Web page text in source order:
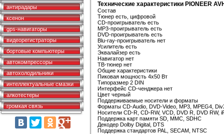
антирадары
ксенон
gps-навигаторы
видеорегистраторы
бортовые компьютеры
автокомпрессоры
автохолодильники
интеллектуальные смазки
алкотестеры
громкая связь
Технические характеристики PIONEER
Состав
Тюнер есть, цифровой
CD-проигрыватель есть
MP3-проигрыватель есть
DVD-проигрыватель есть
Blu-ray-проигрыватель нет
Усилитель есть
Эквалайзер есть
Навигатор нет
ТВ-тюнер нет
Общие характеристики
Пиковая мощность 4x50 Вт
Типоразмер 2 DIN
Интерфейс CD-ченджера нет
Цвет черный
Поддерживаемые носители и форматы
Форматы CD-Audio, DVD-Video, MP3, MPEG4,
Носители CD-R, CD-RW, VCD, DVD R, DVD RW,
Поддержка карт памяти SD, MMC, SDHC
Декодер Dolby Digital, DTS
Поддержка стандартов PAL, SECAM, NTSC